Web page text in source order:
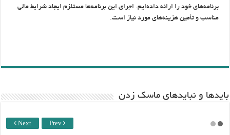
برنامه‌های خود را ارائه داده‌ایم. اجرای این برنامه‌ها مستلزم ایجاد شرایط مالی
مناسب و تأمین هزینه‌های مورد نیاز است.
باید‌ها و نبایدهای ماسک زدن
Next Prev